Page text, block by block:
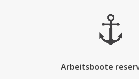
Arbeitsboote